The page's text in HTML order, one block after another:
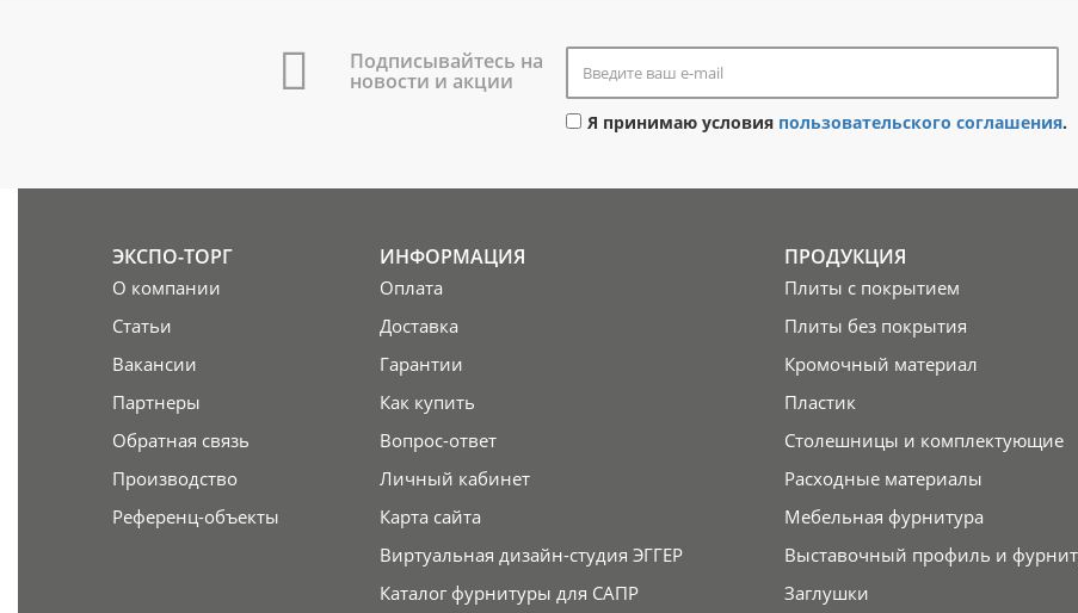
Подписывайтесь на
новости и акции
Я принимаю условия пользовательского соглашения.
ЭКСПО-ТОРГ
О компании
Статьи
Вакансии
Партнеры
Обратная связь
Производство
Референц-объекты
ИНФОРМАЦИЯ
Оплата
Доставка
Гарантии
Как купить
Вопрос-ответ
Личный кабинет
Карта сайта
Виртуальная дизайн-студия ЭГГЕР
Каталог фурнитуры для САПР
ПРОДУКЦИЯ
Плиты с покрытием
Плиты без покрытия
Кромочный материал
Пластик
Столешницы и комплектующие
Расходные материалы
Мебельная фурнитура
Выставочный профиль и
Заглушки